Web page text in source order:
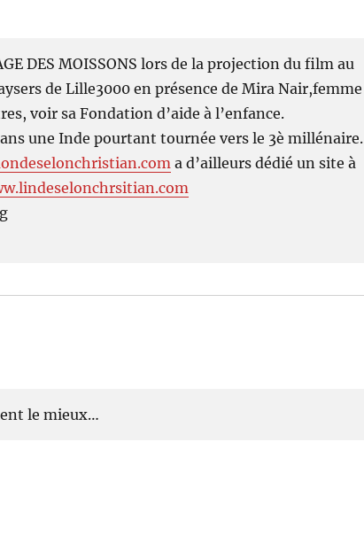
DES MOISSONS lors de la projection du film au
de Lille3000 en présence de Mira Nair,femme
voir sa Fondation d’aide à l’enfance.
une Inde pourtant tournée vers le 3è millénaire.
a d’ailleurs dédié un site à
le mieux…